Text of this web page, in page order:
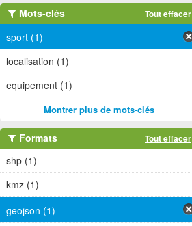
Mots-clés Tout effacer
sport (1)
localisation (1)
equipement (1)
Montrer plus de mots-clés
Formats Tout effacer
shp (1)
kmz (1)
geojson (1)